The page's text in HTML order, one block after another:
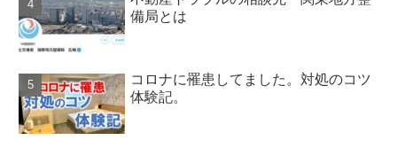
備局とは
コロナに罹患してました。対処のコツ
体験記。